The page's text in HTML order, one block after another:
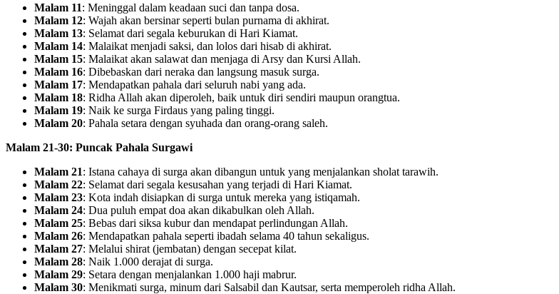
Malam 11: Meninggal dalam keadaan suci dan tanpa dosa.
Malam 12: Wajah akan bersinar seperti bulan purnama di akhirat.
Malam 13: Selamat dari segala keburukan di Hari Kiamat.
Malam 14: Malaikat menjadi saksi, dan lolos dari hisab di akhirat.
Malam 15: Malaikat akan salawat dan menjaga di Arsy dan Kursi Allah.
Malam 16: Dibebaskan dari neraka dan langsung masuk surga.
Malam 17: Mendapatkan pahala dari seluruh nabi yang ada.
Malam 18: Ridha Allah akan diperoleh, baik untuk diri sendiri maupun orangtua.
Malam 19: Naik ke surga Firdaus yang paling tinggi.
Malam 20: Pahala setara dengan syuhada dan orang-orang saleh.
Malam 21-30: Puncak Pahala Surgawi
Malam 21: Istana cahaya di surga akan dibangun untuk yang menjalankan sholat tarawih.
Malam 22: Selamat dari segala kesusahan yang terjadi di Hari Kiamat.
Malam 23: Kota indah disiapkan di surga untuk mereka yang istiqamah.
Malam 24: Dua puluh empat doa akan dikabulkan oleh Allah.
Malam 25: Bebas dari siksa kubur dan mendapat perlindungan Allah.
Malam 26: Mendapatkan pahala seperti ibadah selama 40 tahun sekaligus.
Malam 27: Melalui shirat (jembatan) dengan secepat kilat.
Malam 28: Naik 1.000 derajat di surga.
Malam 29: Setara dengan menjalankan 1.000 haji mabrur.
Malam 30: Menikmati surga, minum dari Salsabil dan Kautsar, serta memperoleh ridha Allah.